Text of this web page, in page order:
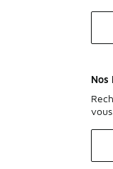
Nos
vous.